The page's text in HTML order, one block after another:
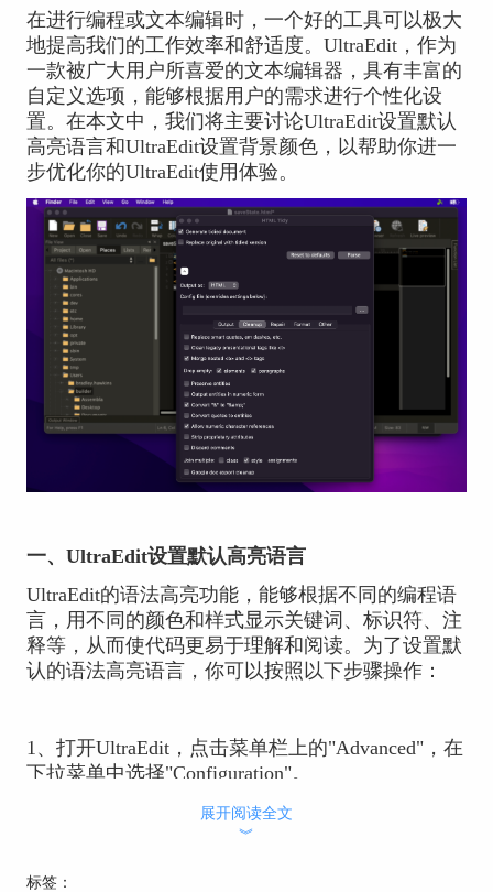
在进行编程或文本编辑时，一个好的工具可以极大
地提高我们的工作效率和舒适度。UltraEdit，作为
一款被广大用户所喜爱的文本编辑器，具有丰富的
自定义选项，能够根据用户的需求进行个性化设
置。在本文中，我们将主要讨论UltraEdit设置默认
高亮语言和UltraEdit设置背景颜色，以帮助你进一
步优化你的UltraEdit使用体验。
一、UltraEdit设置默认高亮语言
UltraEdit的语法高亮功能，能够根据不同的编程语
言，用不同的颜色和样式显示关键词、标识符、注
释等，从而使代码更易于理解和阅读。为了设置默
认的语法高亮语言，你可以按照以下步骤操作：
1、打开UltraEdit，点击菜单栏上的"Advanced"，在
下拉菜单中选择"Configuration"。
Display"。
展开阅读全文
︾
标签：